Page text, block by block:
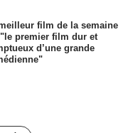
film de la semaine
premier film dur et
d’une grande